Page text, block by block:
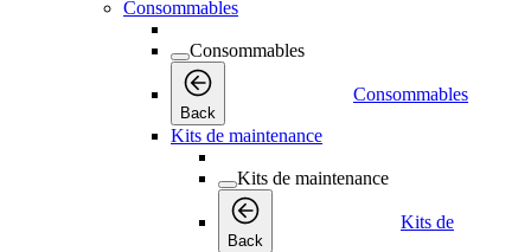
Consommables
Consommables
Back
Consommables
Kits de maintenance
Kits de maintenance
Back
Kits de